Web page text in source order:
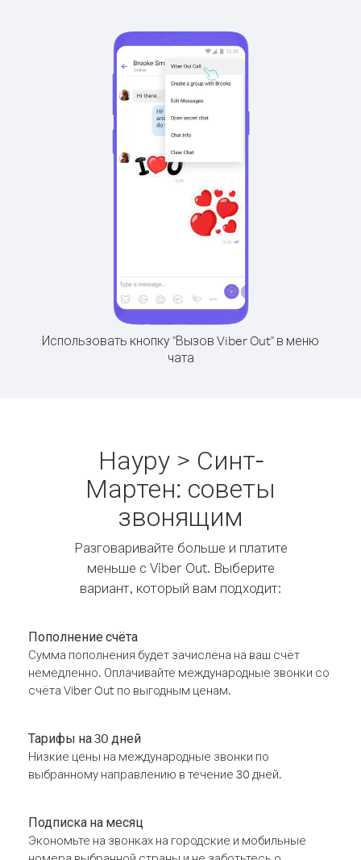
Использовать кнопку "Вызов Viber Out" в меню
чата
Науру > Синт-
Мартен: советы
звонящим
Разговаривайте больше и платите
меньше с Viber Out. Выберите
вариант, который вам подходит:
Пополнение счёта
Сумма пополнения будет зачислена на ваш счёт
немедленно. Оплачивайте международные звонки со
счёта Viber Out по выгодным ценам.
Тарифы на 30 дней
Низкие цены на международные звонки по
выбранному направлению в течение 30 дней.
Подписка на месяц
Экономьте на звонках на городские и мобильные